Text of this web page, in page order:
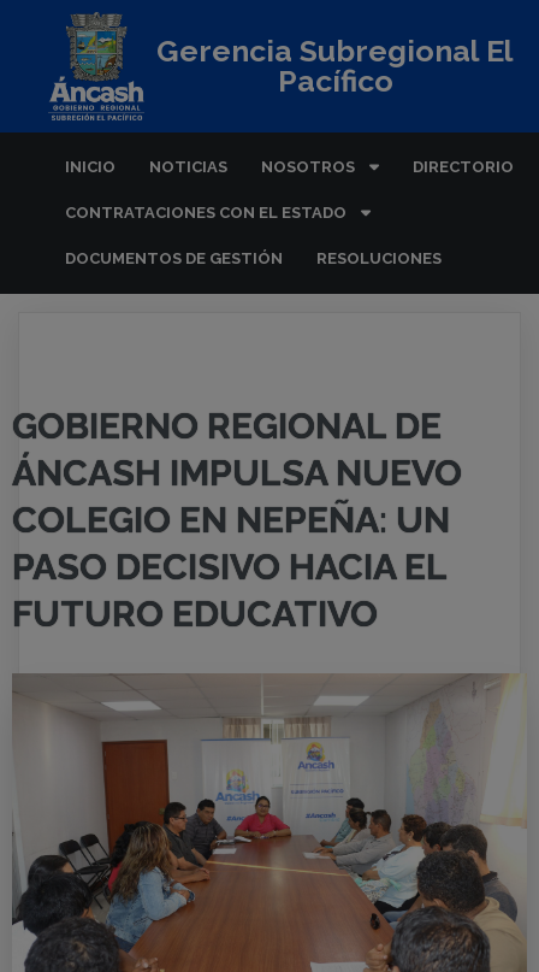
Gerencia Subregional El
Pacífico
INICIO NOTICIAS NOSOTROS DIRECTORIO
CONTRATACIONES CON EL ESTADO
DOCUMENTOS DE GESTIÓN RESOLUCIONES
GOBIERNO REGIONAL DE
ÁNCASH IMPULSA NUEVO
COLEGIO EN NEPEÑA: UN
PASO DECISIVO HACIA EL
FUTURO EDUCATIVO